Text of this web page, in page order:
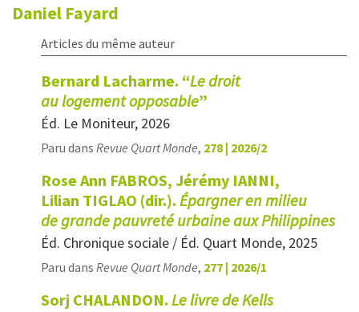
Daniel Fayard
Articles du même auteur
Bernard Lacharme. “Le droit
au logement opposable”
Éd. Le Moniteur, 2026
Paru dans Revue Quart Monde, 278 | 2026/2
Rose Ann FABROS, Jérémy IANNI,
Lilian TIGLAO (dir.). Épargner en milieu
de grande pauvreté urbaine aux Philippines
Éd. Chronique sociale / Éd. Quart Monde, 2025
Paru dans Revue Quart Monde, 277 | 2026/1
Sorj CHALANDON. Le livre de Kells